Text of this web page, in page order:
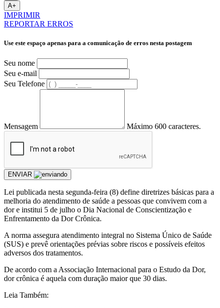
A+
IMPRIMIR
REPORTAR ERROS
Use este espaço apenas para a comunicação de erros nesta postagem
Seu nome
Seu e-mail
Seu Telefone
Mensagem Máximo 600 caracteres.
ENVIAR
Lei publicada nesta segunda-feira (8) define diretrizes básicas para a
melhoria do atendimento de saúde a pessoas que convivem com a
dor e institui 5 de julho o Dia Nacional de Conscientização e
Enfrentamento da Dor Crônica.
A norma assegura atendimento integral no Sistema Único de Saúde
(SUS) e prevê orientações prévias sobre riscos e possíveis efeitos
adversos dos tratamentos.
De acordo com a Associação Internacional para o Estudo da Dor,
dor crônica é aquela com duração maior que 30 dias.
Leia Também: